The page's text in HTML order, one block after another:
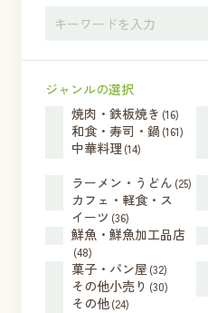
ジャンルの選択
焼肉・鉄板焼き (16)
和食・寿司・鍋 (161)
中華料理 (14)
ラーメン・うどん (25)
カフェ・軽食・ス
イーツ (36)
鮮魚・鮮魚加工品店
(48)
菓子・パン屋 (32)
その他小売り (30)
その他(24)